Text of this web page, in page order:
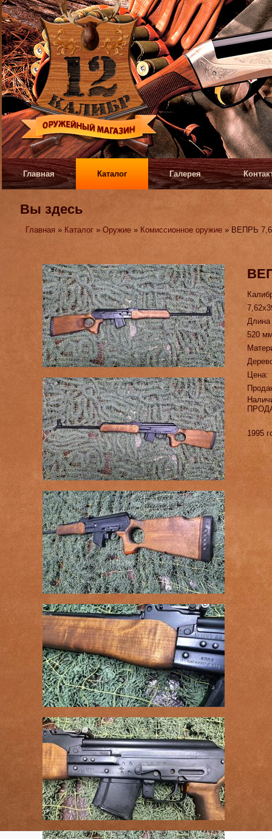
Главная Каталог Галерея
Вы здесь
Главная » Каталог »Оружие » Комиссионное оружие » ВЕПРЬ
520
Цена:
1995